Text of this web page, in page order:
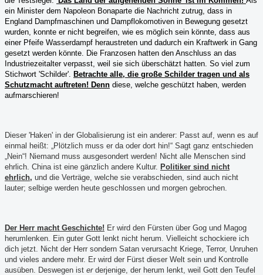
ein Minister dem Napoleon Bonaparte die Nachricht zutrug, dass in
England Dampfmaschinen und Dampflokomotiven in Bewegung gesetzt
wurden, konnte er nicht begreifen, wie es möglich sein könnte, dass aus
einer Pfeife Wasserdampf heraustreten und dadurch ein Kraftwerk in Gang
gesetzt werden könnte. Die Franzosen hatten den Anschluss an das
Industriezeitalter verpasst, weil sie sich überschätzt hatten. So viel zum
Stichwort 'Schilder'.
Betrachte alle, die große Schilder tragen und als
Schutzmacht auftreten! Denn diese, welche geschützt haben, werden
aufmarschieren!
Dieser 'Haken' in der Globalisierung ist ein anderer: Passt auf, wenn es auf
einmal heißt: „Plötzlich muss er da oder dort hin!“ Sagt ganz entschieden
„Nein“! Niemand muss ausgesondert werden! Nicht alle Menschen sind
ehrlich. China ist eine gänzlich andere Kultur. Politiker sind nicht
ehrlich, und die Verträge, welche sie verabschieden, sind auch nicht
lauter; selbige werden heute geschlossen und morgen gebrochen.
Der Herr macht Geschichte! Er wird den Fürsten über Gog und Magog
herumlenken. Ein guter Gott lenkt nicht herum. Vielleicht schockiere ich
dich jetzt. Nicht der Herr sondern Satan verursacht Kriege, Terror, Unruhen
und vieles andere mehr. Er wird der Fürst dieser Welt sein und Kontrolle
ausüben. Deswegen ist er derjenige, der herum lenkt, weil Gott den Teufel